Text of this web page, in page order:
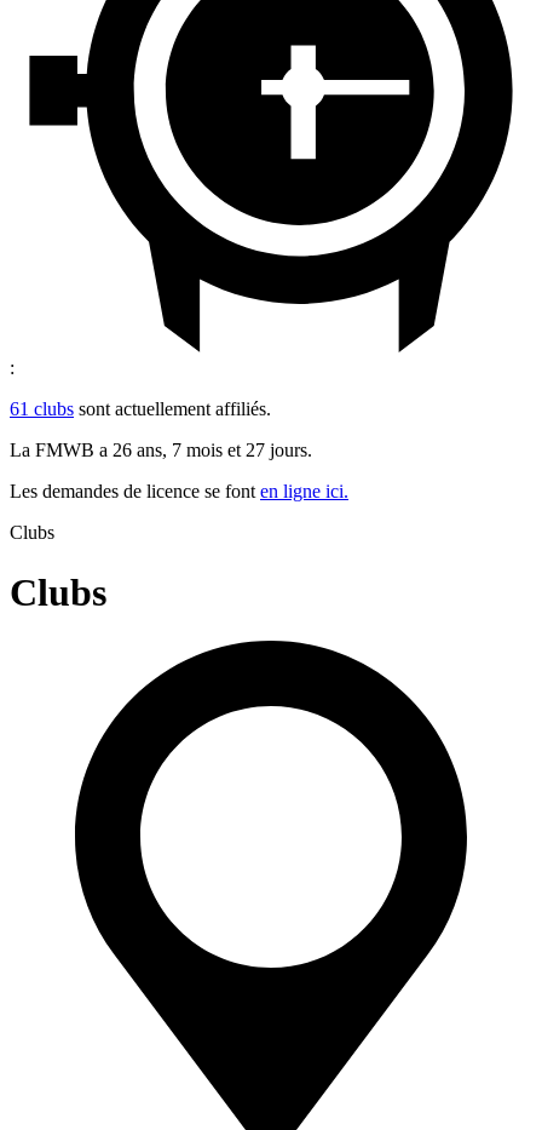
:
61 clubs sont actuellement affiliés.
La FMWB a 26 ans, 7 mois et 27 jours.
Les demandes de licence se font en ligne ici.
Clubs
Clubs